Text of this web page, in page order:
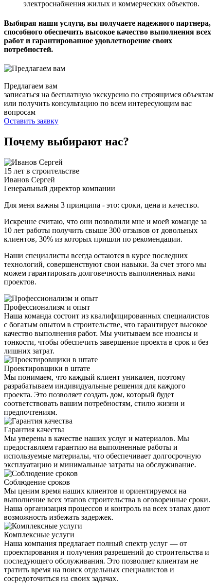
электроснабжения жилых и коммерческих объектов.
Выбирая наши услуги, вы получаете надежного партнера,
способного обеспечить высокое качество выполнения всех
работ и гарантированное удовлетворение своих
потребностей.
Предлагаем вам
записаться на бесплатную экскурсию по строящимся объектам
или получить консультацию по всем интересующим вас
вопросам
Оставить заявку
Почему выбирают нас?
15 лет в строительстве
Иванов Сергей
Генеральный директор компании
Для меня важны 3 принципа - это: сроки, цена и качество.
Искренне считаю, что они позволили мне и моей команде за
10 лет работы получить свыше 300 отзывов от довольных
клиентов, 30% из которых пришли по рекомендации.
Наши специалисты всегда остаются в курсе последних
технологий, совершенствуют свои навыки. За счет этого мы
можем гарантировать долговечность выполненных нами
проектов.
Профессионализм и опыт
Наша команда состоит из квалифицированных специалистов
с богатым опытом в строительстве, что гарантирует высокое
качество выполнения работ. Мы учитываем все нюансы и
тонкости, чтобы обеспечить завершение проекта в срок и без
лишних затрат.
Проектировщики в штате
Мы понимаем, что каждый клиент уникален, поэтому
разрабатываем индивидуальные решения для каждого
проекта. Это позволяет создать дом, который будет
соответствовать вашим потребностям, стилю жизни и
предпочтениям.
Гарантия качества
Мы уверены в качестве наших услуг и материалов. Мы
предоставляем гарантию на выполненные работы и
используемые материалы, что обеспечивает долгосрочную
эксплуатацию и минимальные затраты на обслуживание.
Соблюдение сроков
Мы ценим время наших клиентов и ориентируемся на
выполнение всех этапов строительства в оговоренные сроки.
Наша организация процессов и контроль на всех этапах дают
возможность избежать задержек.
Комплексные услуги
Наша компания предлагает полный спектр услуг — от
проектирования и получения разрешений до строительства и
последующего обслуживания. Это позволяет клиентам не
тратить время на поиск отдельных специалистов и
сосредоточиться на своих задачах.